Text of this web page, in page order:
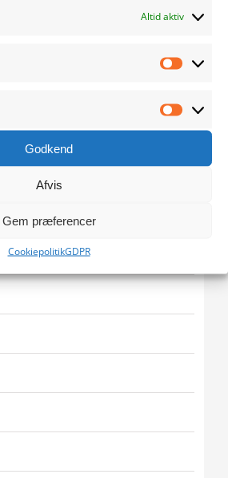
Altid aktiv
Godkend
Afvis
Gem præferencer
CookiepolitikGDPR